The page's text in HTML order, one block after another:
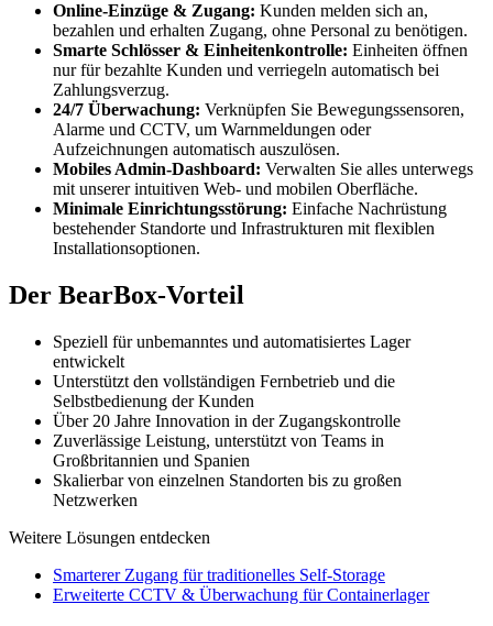
Online-Einzüge & Zugang: Kunden melden sich an,
bezahlen und erhalten Zugang, ohne Personal zu benötigen.
Smarte Schlösser & Einheitenkontrolle: Einheiten öffnen
nur für bezahlte Kunden und verriegeln automatisch bei
Zahlungsverzug.
24/7 Überwachung: Verknüpfen Sie Bewegungssensoren,
Alarme und CCTV, um Warnmeldungen oder
Aufzeichnungen automatisch auszulösen.
Mobiles Admin-Dashboard: Verwalten Sie alles unterwegs
mit unserer intuitiven Web- und mobilen Oberfläche.
Minimale Einrichtungsstörung: Einfache Nachrüstung
bestehender Standorte und Infrastrukturen mit flexiblen
Installationsoptionen.
Der BearBox-Vorteil
Speziell für unbemanntes und automatisiertes Lager
entwickelt
Unterstützt den vollständigen Fernbetrieb und die
Selbstbedienung der Kunden
Über 20 Jahre Innovation in der Zugangskontrolle
Zuverlässige Leistung, unterstützt von Teams in
Großbritannien und Spanien
Skalierbar von einzelnen Standorten bis zu großen
Netzwerken
Weitere Lösungen entdecken
Smarterer Zugang für traditionelles Self-Storage
Erweiterte CCTV & Überwachung für Containerlager